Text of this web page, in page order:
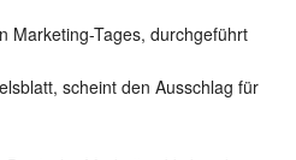
Marketing-Tages, durchgeführt
scheint den Ausschlag für